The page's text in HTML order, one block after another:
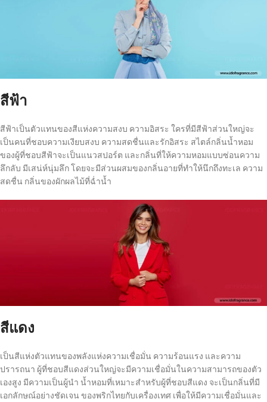
สีฟ้า
สีฟ้าเป็นตัวแทนของสีแห่งความสงบ ความอิสระ ใครที่มีสีฟ้าส่วนใหญ่จะ
เป็นคนที่ชอบความเงียบสงบ ความสดชื่นและรักอิสระ สไตล์กลิ่นน้ำหอม
ของผู้ที่ชอบสีฟ้าจะเป็นแนวสปอร์ต และกลิ่นที่ให้ความหอมแบบซ่อนความ
ลึกลับ มีเสน่ห์นุ่มลึก โดยจะมีส่วนผสมของกลิ่นอายที่ทำให้นึกถึงทะเล ความ
สดชื่น กลิ่นของผักผลไม้ที่ฉ่ำน้ำ
สีแดง
เป็นสีแห่งตัวแทนของพลังแห่งความเชื่อมั่น ความร้อนแรง และความ
ปรารถนา ผู้ที่ชอบสีแดงส่วนใหญ่จะมีความเชื่อมั่นในความสามารถของตัว
เองสูง มีความเป็นผู้นำ น้ำหอมที่เหมาะสำหรับผู้ที่ชอบสีแดง จะเป็นกลิ่นที่มี
เอกลักษณ์อย่างชัดเจน ของพริกไทยกับเครื่องเทศ เพื่อให้มีความเชื่อมั่นและ